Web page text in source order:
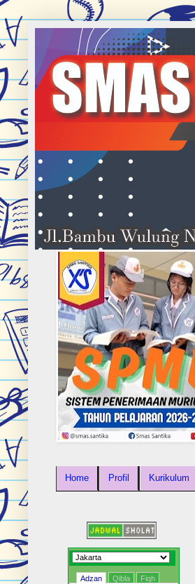
Home Profil Kurikulum